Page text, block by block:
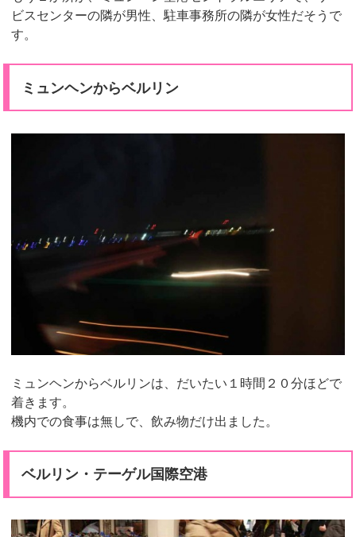
ビスセンターの隣が男性、駐車事務所の隣が女性だそうで
す。
ミュンヘンからベルリン
ミュンヘンからベルリンは、だいたい１時間２０分ほどで
着きます。
機内での食事は無しで、飲み物だけ出ました。
ベルリン・テーゲル国際空港